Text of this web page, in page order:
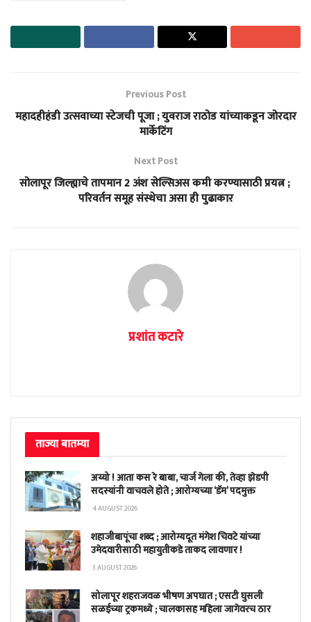
Previous Post
महादहीहंडी उत्सवाच्या स्टेजची पूजा ; युवराज राठोड यांच्याकडून जोरदार
मार्केटिंग
Next Post
सोलापूर जिल्ह्याचे तापमान 2 अंश सेल्सिअस कमी करण्यासाठी प्रयत्न ;
परिवर्तन समूह संस्थेचा असा ही पुढाकार
प्रशांत कटारे
ताज्या बातम्या
अय्यो ! आता कस रे बाबा, चार्ज गेला की, तेव्हा झेडपी
सदस्यांनी वाचवले होते ; आरोग्यच्या ‘डॅम’ पदमुक्त
4 AUGUST 2026
शहाजीबापूंचा शब्द ; आरोग्यदूत मंगेश चिवटे यांच्या
उमेदवारीसाठी महायुतीकडे ताकद लावणार !
3 AUGUST 2026
सोलापूर शहराजवळ भीषण अपघात ; एसटी घुसली
सळईच्या ट्रकमध्ये ; चालकासह महिला जागेवरच ठार